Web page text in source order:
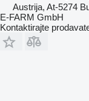
Austrija, At-5274
E-FARM GmbH
Kontaktirajte